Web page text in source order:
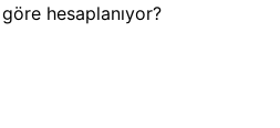
hesaplanıyor?